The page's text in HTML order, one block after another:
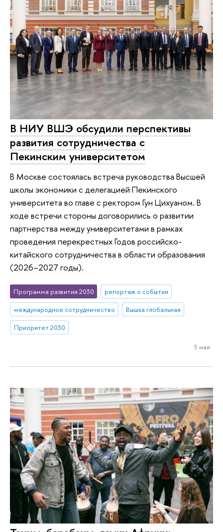
В НИУ ВШЭ обсудили перспективы
развития сотрудничества с
Пекинским университетом
В Москве состоялась встреча руководства Высшей
школы экономики с делегацией Пекинского
университета во главе с ректором Гун Цихуаном. В
ходе встречи стороны договорились о развитии
партнерства между университетами в рамках
проведения перекрестных Годов российско-
китайского сотрудничества в области образования
(2026–2027 годы).
Программа развития 2030
репортаж о событии
международное сотрудничество
Вышка глобальная
Приоритет 2030
5 мая